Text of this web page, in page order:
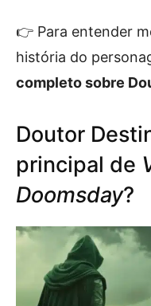
👉 Para entender
história do
completo sobre
Doutor
principal de
Doomsday?